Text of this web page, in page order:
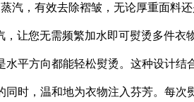
汽，有效去除褶皱，无论厚重面料
让您无需频繁加水即可熨烫多件
水平方向都能轻松熨烫。这种设计
时，温和地为衣物注入芬芳。每